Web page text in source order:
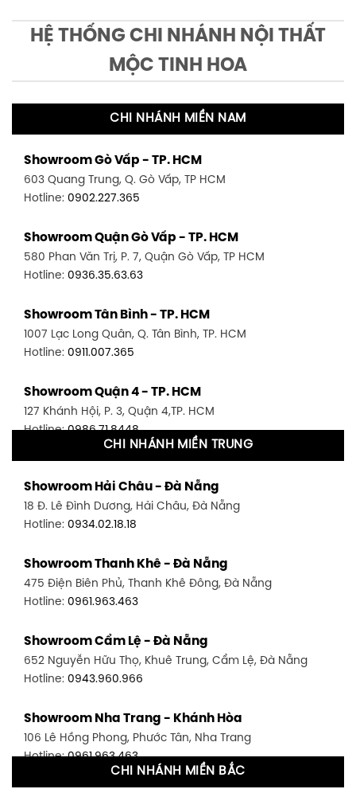
HỆ THỐNG CHI NHÁNH NỘI THẤT
MỘC TINH HOA
CHI NHÁNH MIỀN NAM
Showroom Gò Vấp - TP. HCM
603 Quang Trung, Q. Gò Vấp, TP HCM
Hotline: 0902.227.365
Showroom Quận Gò Vấp - TP. HCM
580 Phan Văn Trị, P. 7, Quận Gò Vấp, TP HCM
Hotline: 0936.35.63.63
Showroom Tân Bình - TP. HCM
1007 Lạc Long Quân, Q. Tân Bình, TP. HCM
Hotline: 0911.007.365
Showroom Quận 4 - TP. HCM
127 Khánh Hội, P. 3, Quận 4,TP. HCM
Hotline:0986.71.8448
1411 Đường 3/2, P. 16, Quận 11, TP. HCM
Hotline:0906.256.759
1448 Huỳnh Tấn Phát, Phú Thuận, Quận 7, TP HCM
Hotline:0946.480.580
348 Đ. Bạch Đằng, P. 14, Bình Thạnh, TP HCM
Hotline:0902.716.230
591 Hoàng Văn Thụ, P. 4, Tân Bình, TP HCM
Hotline:0906.256.759
Showroom Tân Bình 2 - TP. HCM
CHI NHÁNH MIỀN TRUNG
Showroom Hải Châu - Đà Nẵng
18 Đ. Lê Đình Dương, Hải Châu, Đà Nẵng
Hotline: 0934.02.18.18
Showroom Thanh Khê - Đà Nẵng
475 Điện Biên Phủ, Thanh Khê Đông, Đà Nẵng
Hotline: 0961.963.463
Showroom Cẩm Lệ - Đà Nẵng
652 Nguyễn Hữu Thọ, Khuê Trung, Cẩm Lệ, Đà Nẵng
Hotline: 0943.960.966
Showroom Nha Trang - Khánh Hòa
106 Lê Hồng Phong, Phước Tân, Nha Trang
Hotline:0961.963.463
CHI NHÁNH MIỀN BẮC